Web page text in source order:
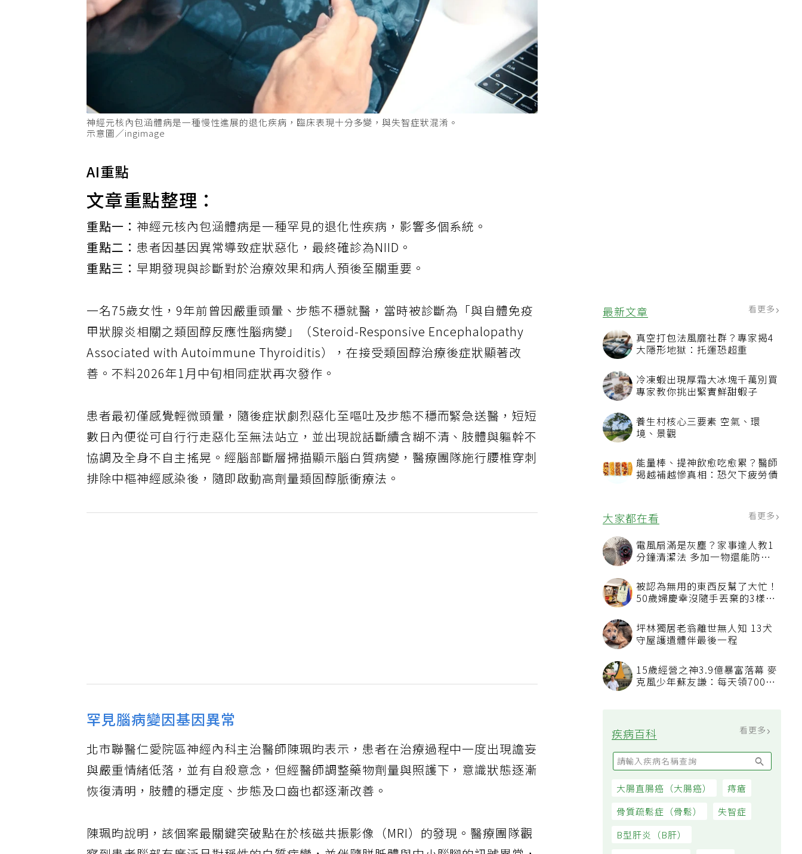
最新文章 看更多
真空打包法風靡社群？專家揭4
大隱形地獄：托運恐超重
冷凍蝦出現厚霜大冰塊千萬別買
專家教你挑出緊實鮮甜蝦子
養生村核心三要素 空氣、環
境、景觀
能量棒、提神飲愈吃愈累？醫師
揭越補越慘真相：恐欠下疲勞債
大家都在看
電風扇滿是灰塵？家事達人教1
分鐘清潔法 多加一物還能防髒
被認為無用的東西反幫了大忙！
50歲婦慶幸沒隨手丟棄的3樣物
坪林獨居老翁離世無人知 13犬
守屋護遺體伴最後一程
15歲經營之神3.9億暴富落幕 麥
克風少年蘇友謙：每天領700元
疾病百科
神經元核內包涵體病是一種慢性進展的退化疾病，臨床表現十分多變，與失智症狀混淆。
示意圖／ingimage
AI重點
文章重點整理：
重點一： 神經元核內包涵體病是一種罕見的退化性疾病，影響多個系統。
重點二： 患者因基因異常導致症狀惡化，最終確診為NIID。
重點三：早期發現與診斷對於治療效果和病人預後至關重要。
一名75歲女性，9年前曾因嚴重頭暈、步態不穩就醫，當時被診斷為「與自體免疫
甲狀腺炎相關之類固醇反應性腦病變」（Steroid-Responsive Encephalopathy
Associated with Autoimmune Thyroiditis），在接受類固醇治療後症狀顯著改
善。不料2026年1月中旬相同症狀再次發作。
患者最初僅感覺輕微頭暈，隨後症狀劇烈惡化至嘔吐及步態不穩而緊急送醫，短短
數日內便從可自行行走惡化至無法站立，並出現說話斷續含糊不清、肢體與軀幹不
協調及全身不自主搖晃。經腦部斷層掃描顯示腦白質病變，醫療團隊施行腰椎穿刺
排除中樞神經感染後，隨即啟動高劑量類固醇脈衝療法。
罕見腦病變因基因異常
北市聯醫仁愛院區神經內科主治醫師陳珮昀表示，患者在治療過程中一度出現譫妄
與嚴重情緒低落，並有自殺意念，但經醫師調整藥物劑量與照護下，意識狀態逐漸
恢復清明，肢體的穩定度、步態及口齒也都逐漸改善。
陳珮昀說明，該個案最關鍵突破點在於核磁共振影像（MRI）的發現。醫療團隊觀